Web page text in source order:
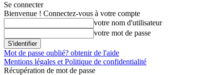
Se connecter
Bienvenue ! Connectez-vous à votre compte
votre nom d'utilisateur
votre mot de passe
Mot de passe oublié? obtenir de l'aide
Mentions légales et Politique de confidentialité
Récupération de mot de passe